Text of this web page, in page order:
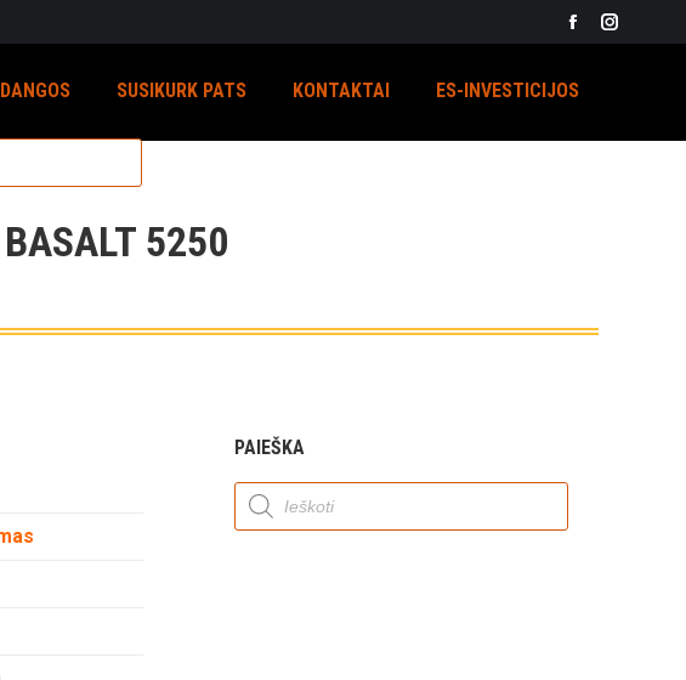
Facebook
opens
SUSIKURK PATS KONTAKTAI ES-INVESTICIJOS
5250
PAIEŠKA
Products
search